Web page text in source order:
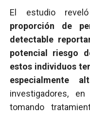
El estudio
proporción de
detectable
potencial riesgo
estos individuos
especialmente
investigadores,
tomando